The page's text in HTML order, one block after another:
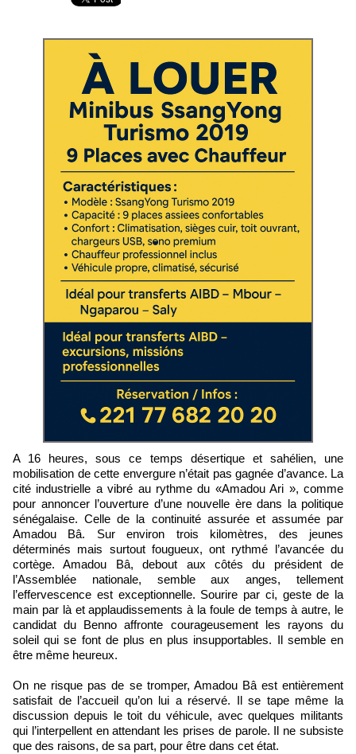
A 16 heures, sous ce temps désertique et sahélien, une
mobilisation de cette envergure n’était pas gagnée d’avance. La
cité industrielle a vibré au rythme du «Amadou Ari », comme
pour annoncer l’ouverture d’une nouvelle ère dans la politique
sénégalaise. Celle de la continuité assurée et assumée par
Amadou Bâ. Sur environ trois kilomètres, des jeunes
déterminés mais surtout fougueux, ont rythmé l’avancée du
cortège. Amadou Bâ, debout aux côtés du président de
l’Assemblée nationale, semble aux anges, tellement
l’effervescence est exceptionnelle. Sourire par ci, geste de la
main par là et applaudissements à la foule de temps à autre, le
candidat du Benno affronte courageusement les rayons du
soleil qui se font de plus en plus insupportables. Il semble en
être même heureux.
On ne risque pas de se tromper, Amadou Bâ est entièrement
satisfait de l’accueil qu’on lui a réservé. Il se tape même la
discussion depuis le toit du véhicule, avec quelques militants
qui l’interpellent en attendant les prises de parole. Il ne subsiste
que des raisons, de sa part, pour être dans cet état.